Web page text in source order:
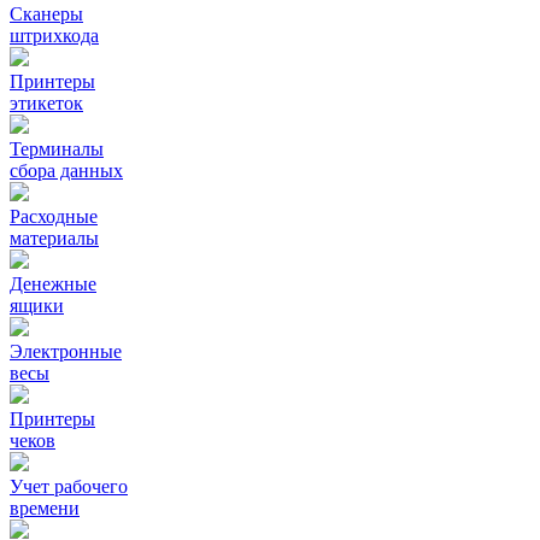
Сканеры
штрихкода
Принтеры
этикеток
Терминалы
сбора данных
Расходные
материалы
Денежные
ящики
Электронные
весы
Принтеры
чеков
Учет рабочего
времени